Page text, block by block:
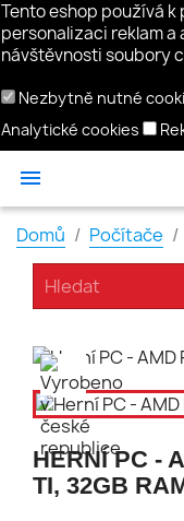
Tento eshop používá
personalizaci reklam a
návštěvnosti soubory
Nezbytně nutné
Analytické cookies

Domů Počítače
HERNÍ PC -
TI, 32GB